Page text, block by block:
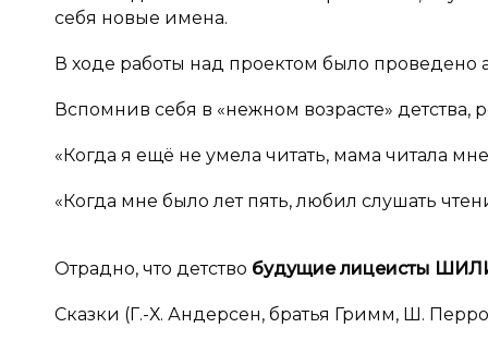
себя новые имена.
В ходе работы над проектом было проведено
Вспомнив себя в «нежном возрасте» детства,
«Когда я ещё не умела читать, мама читала
«Когда мне было лет пять, любил слушать
Отрадно, что детство будущие лицеисты
Сказки (Г.-Х. Андерсен, братья Гримм, Ш.